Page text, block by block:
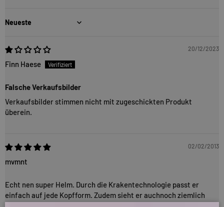
Sort by
20/12/2023
Finn Haese
Falsche Verkaufsbilder
Verkaufsbilder stimmen nicht mit zugeschickten Produkt
überein.
02/02/2013
mvmnt
Echt nen super Helm. Durch die Krakentechnologie passt er
einfach auf jede Kopfform. Zudem sieht er auchnoch ziemlich